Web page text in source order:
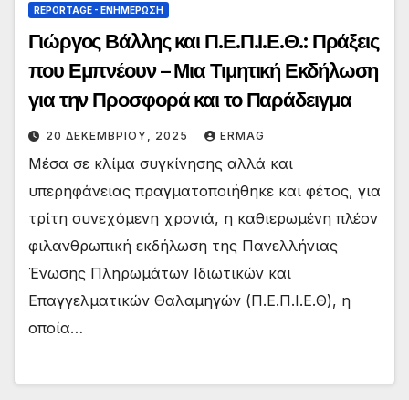
REPORTAGE - EΝΗΜΈΡΩΣΗ
Γιώργος Βάλλης και Π.Ε.Π.Ι.Ε.Θ.: Πράξεις
που Εμπνέουν – Μια Τιμητική Εκδήλωση
για την Προσφορά και το Παράδειγμα
20 ΔΕΚΕΜΒΡΊΟΥ, 2025 ERMAG
Μέσα σε κλίμα συγκίνησης αλλά και
υπερηφάνειας πραγματοποιήθηκε και φέτος, για
τρίτη συνεχόμενη χρονιά, η καθιερωμένη πλέον
φιλανθρωπική εκδήλωση της Πανελλήνιας
Ένωσης Πληρωμάτων Ιδιωτικών και
Επαγγελματικών Θαλαμηγών (Π.Ε.Π.Ι.Ε.Θ), η
οποία…